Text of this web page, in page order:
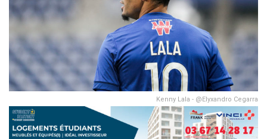
Kenny Lala - @Elyxandro Cegarra